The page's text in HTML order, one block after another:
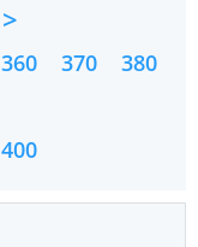
>
360 370
380
400